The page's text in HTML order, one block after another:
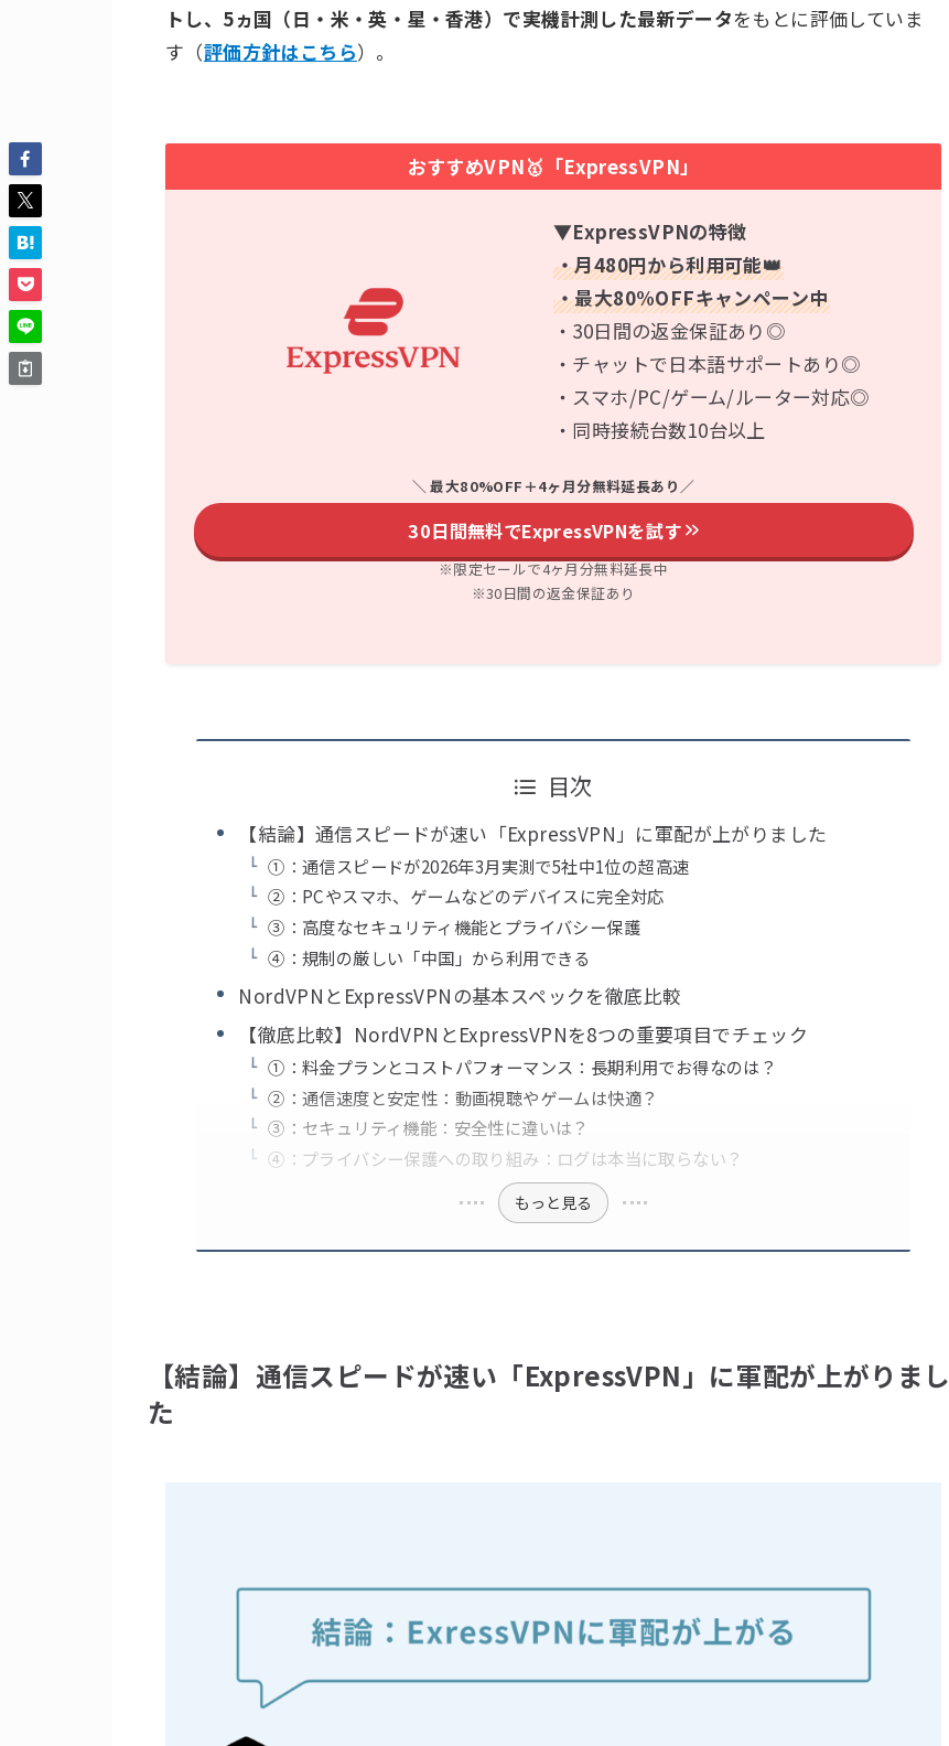
トし、5ヵ国（日・米・英・星・香港）で実機計測した最新データをもとに評価していま
す（評価方針はこちら）。
おすすめVPN🥇「ExpressVPN」
▼ExpressVPNの特徴
・月480円から利用可能👑
・最大80%OFFキャンペーン中
・30日間の返金保証あり◎
・チャットで日本語サポートあり◎
・スマホ/PC/ゲーム/ルーター対応◎
・同時接続台数10台以上
＼ 最大80%OFF＋4ヶ月分無料延長あり ／
30日間無料でExpressVPNを試す
※限定セールで4ヶ月分無料延長中
※30日間の返金保証あり
目次
【結論】通信スピードが速い「ExpressVPN」に軍配が上がりました
①：通信スピードが2026年3月実測で5社中1位の超高速
②：PCやスマホ、ゲームなどのデバイスに完全対応
③：高度なセキュリティ機能とプライバシー保護
④：規制の厳しい「中国」から利用できる
NordVPNとExpressVPNの基本スペックを徹底比較
【徹底比較】NordVPNとExpressVPNを8つの重要項目でチェック
①：料金プランとコストパフォーマンス：長期利用でお得なのは？
②：通信速度と安定性：動画視聴やゲームは快適？
③：セキュリティ機能：安全性に違いは？
④：プライバシー保護への取り組み：ログは本当に取らない？
もっと見る
【結論】通信スピードが速い「ExpressVPN」に軍配が上がりまし
た